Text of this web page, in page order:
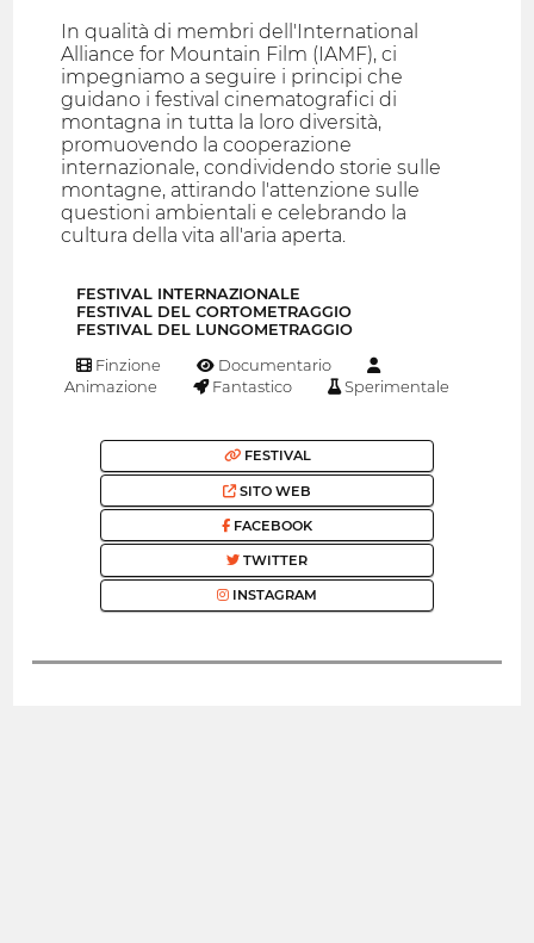
In qualità di membri dell'International
Alliance for Mountain Film (IAMF), ci
impegniamo a seguire i principi che
guidano i festival cinematografici di
montagna in tutta la loro diversità,
promuovendo la cooperazione
internazionale, condividendo storie sulle
montagne, attirando l'attenzione sulle
questioni ambientali e celebrando la
cultura della vita all'aria aperta.
FESTIVAL INTERNAZIONALE
FESTIVAL DEL CORTOMETRAGGIO
FESTIVAL DEL LUNGOMETRAGGIO
Finzione
Documentario
Animazione
Fantastico Sperimentale
FESTIVAL
SITO WEB
FACEBOOK
TWITTER
INSTAGRAM